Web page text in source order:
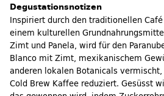
Degustationsnotizen
Inspiriert durch den traditionellen
einem kulturellen
Zimt und Panela, wird für den
Blanco mit Zimt, mexikanischem
anderen lokalen Botanicals
Cold Brew Kaffee reduziert. Gesüsst